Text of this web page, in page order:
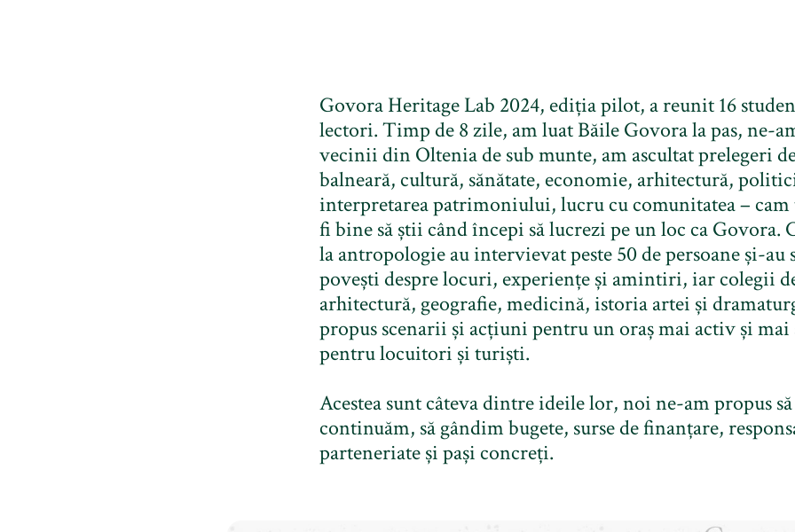
Govora Heritage Lab 2024, ediția pilot, a reunit 16
lectori. Timp de 8 zile, am luat Băile Govora la pas, ne-
vecinii din Oltenia de sub munte, am ascultat prelegeri
balneară, cultură, sănătate, economie, arhitectură,
interpretarea patrimoniului, lucru cu comunitatea – cam
fi bine să știi când începi să lucrezi pe un loc ca Govora.
la antropologie au intervievat peste 50 de persoane și-au
povești despre locuri, experiențe și amintiri, iar colegii
arhitectură, geografie, medicină, istoria artei și
propus scenarii și acțiuni pentru un oraș mai activ și
pentru locuitori și turiști.
Acestea sunt câteva dintre ideile lor, noi ne-am propus
continuăm, să gândim bugete, surse de finanțare,
parteneriate și pași concreți.